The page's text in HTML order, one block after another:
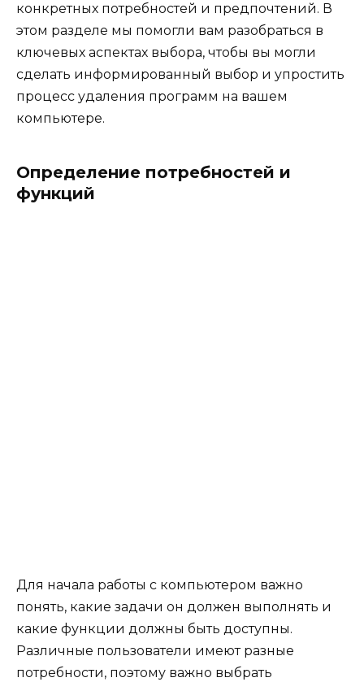
конкретных потребностей и предпочтений. В
этом разделе мы помогли вам разобраться в
ключевых аспектах выбора, чтобы вы могли
сделать информированный выбор и упростить
процесс удаления программ на вашем
компьютере.
Определение потребностей и
функций
Для начала работы с компьютером важно
понять, какие задачи он должен выполнять и
какие функции должны быть доступны.
Различные пользователи имеют разные
потребности, поэтому важно выбрать